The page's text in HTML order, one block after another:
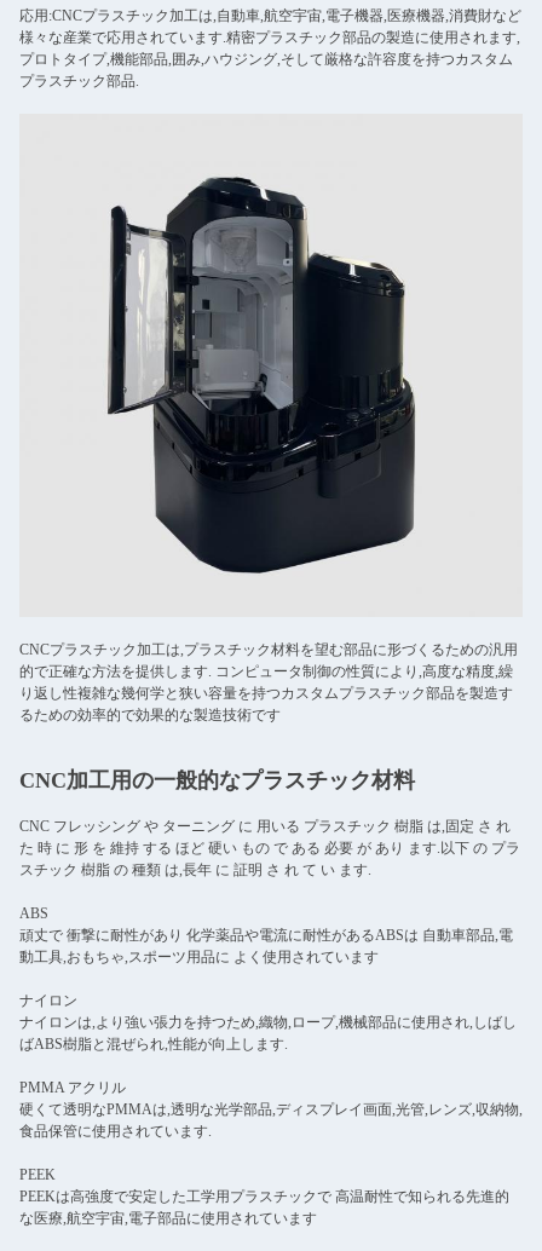
応用:CNCプラスチック加工は,自動車,航空宇宙,電子機器,医療機器,消費財など
様々な産業で応用されています.精密プラスチック部品の製造に使用されます,
プロトタイプ,機能部品,囲み,ハウジング,そして厳格な許容度を持つカスタム
プラスチック部品.
CNCプラスチック加工は,プラスチック材料を望む部品に形づくるための汎用
的で正確な方法を提供します. コンピュータ制御の性質により,高度な精度,繰
り返し性複雑な幾何学と狭い容量を持つカスタムプラスチック部品を製造す
るための効率的で効果的な製造技術です
CNC加工用の一般的なプラスチック材料
CNC フレッシング や ターニング に 用いる プラスチック 樹脂 は,固定 さ れ
た 時 に 形 を 維持 する ほど 硬い もの で ある 必要 が あり ます.以下 の プラ
スチック 樹脂 の 種類 は,長年 に 証明 さ れ て い ます.
ABS
頑丈で 衝撃に耐性があり 化学薬品や電流に耐性があるABSは 自動車部品,電
動工具,おもちゃ,スポーツ用品に よく使用されています
ナイロン
ナイロンは,より強い張力を持つため,織物,ロープ,機械部品に使用され,しばし
ばABS樹脂と混ぜられ,性能が向上します.
PMMA アクリル
硬くて透明なPMMAは,透明な光学部品,ディスプレイ画面,光管,レンズ,収納物,
食品保管に使用されています.
PEEK
PEEKは高強度で安定した工学用プラスチックで 高温耐性で知られる先進的
な医療,航空宇宙,電子部品に使用されています